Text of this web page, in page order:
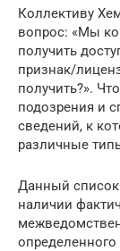
Коллективу
вопрос: «Мы
получить
признак/
получить?».
подозрения и
сведений, к
различные
Данный
наличии